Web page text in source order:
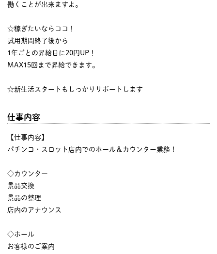
働くことが出来ますよ。
☆稼ぎたいならココ！
試用期間終了後から
1年ごとの昇給日に20円UP！
MAX15回まで昇給できます。
☆新生活スタートもしっかりサポートします
仕事内容
【仕事内容】
パチンコ・スロット店内でのホール＆カウンター業務！
◇カウンター
景品交換
景品の整理
店内のアナウンス
◇ホール
お客様のご案内